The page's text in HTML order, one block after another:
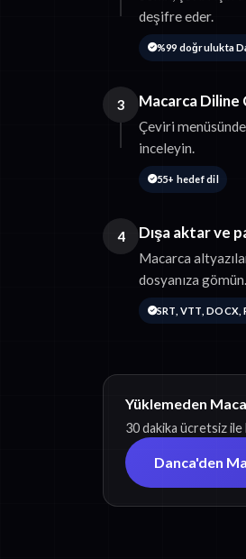
deşifre eder.
%99 doğrulukta
3 Macarca Diline
Çeviri
inceleyin.
55+ hedef dil
4 Dışa aktar ve
Macarca
dosyanıza gömün.
SRT, VTT, DOCX,
Yüklemeden
30 dakika ücretsiz ile
Danca'den